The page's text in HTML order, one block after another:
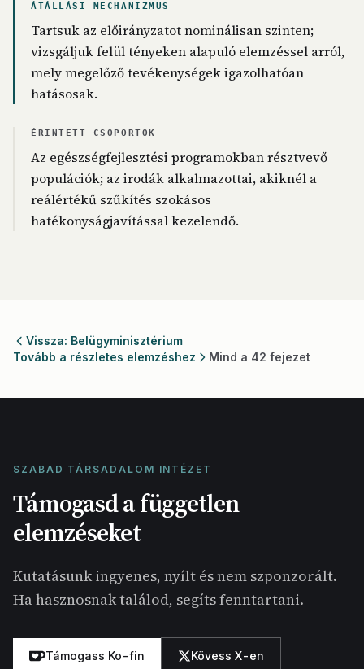
ÁTÁLLÁSI MECHANIZMUS
Tartsuk az előirányzatot nominálisan szinten;
vizsgáljuk felül tényeken alapuló elemzéssel arról,
mely megelőző tevékenységek igazolhatóan
hatásosak.
ÉRINTETT CSOPORTOK
Az egészségfejlesztési programokban résztvevő
populációk; az irodák alkalmazottai, akiknél a
reálértékű szűkítés szokásos
hatékonyságjavítással kezelendő.
Vissza: Belügyminisztérium
Tovább a részletes elemzéshez
Mind a 42 fejezet
SZABAD TÁRSADALOM INTÉZET
Támogasd a független
elemzéseket
Kutatásunk ingyenes, nyílt és nem szponzorált.
Ha hasznosnak találod, segíts fenntartani.
Támogass Ko-fin Kövess X-en